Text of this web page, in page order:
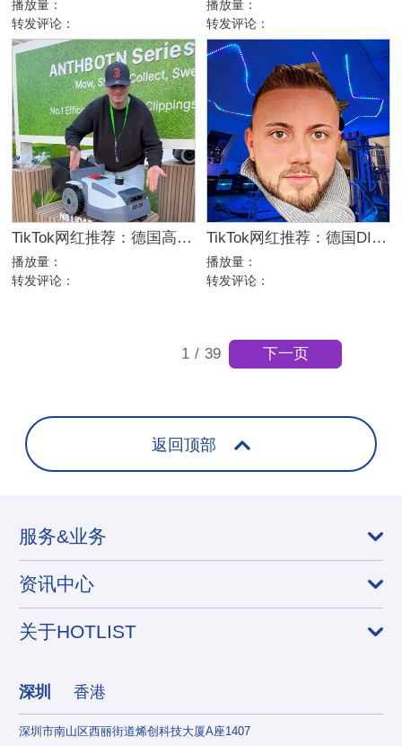
播放量：
转发评论：
播放量：
转发评论：
TikTok网红推荐：德国高互动家居家电测评选品达人
播放量：
转发评论：
TikTok网红推荐：德国DIY房屋改造博主，20万粉电竞房灯光达人合作
播放量：
转发评论：
1 / 39 下一页
返回顶部
服务&业务
资讯中心
关于HOTLIST
深圳 香港
深圳市南山区西丽街道烯创科技大厦A座1407